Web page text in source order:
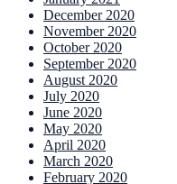
December 2020
November 2020
October 2020
September 2020
August 2020
July 2020
June 2020
May 2020
April 2020
March 2020
February 2020